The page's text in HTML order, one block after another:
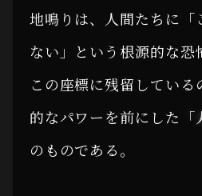
地鳴りは、人間たちに「
ない」という根源的な恐
この座標に残留してい
的なパワーを前にした
のものである。